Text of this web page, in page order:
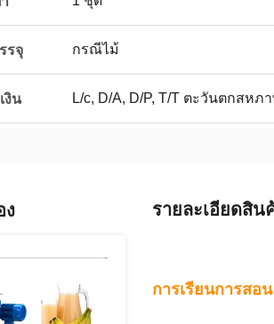
รจุ กรณีไม้
งิน L/c, D/A, D/P, T/T ตะวันตกสหภ
ง รายละเอียดสิน
การเรียนการสอ